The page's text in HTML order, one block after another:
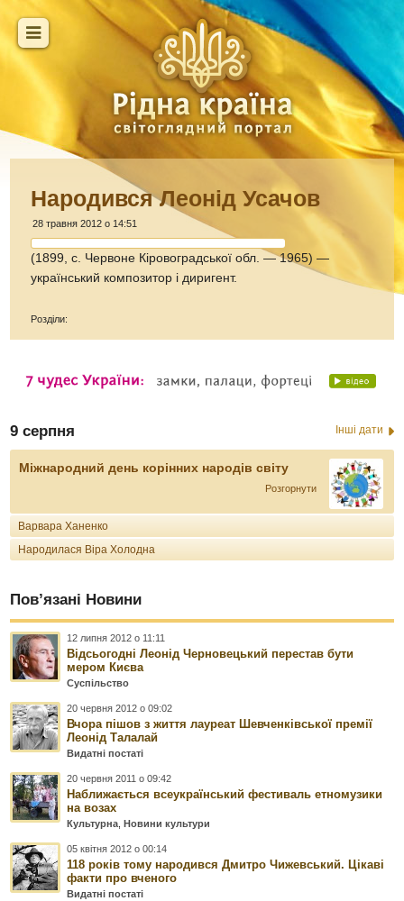
Народився Леонід Усачов
28 травня 2012 о 14:51
(1899, с. Червоне Кіровоградської обл. — 1965) —
український композитор і диригент.
Розділи:
9 серпня Інші дати
Міжнародний день корінних народів світу
Розгорнути
Варвара Ханенко
Народилася Віра Холодна
Пов’язані Новини
12 липня 2012 о 11:11
Відсьогодні Леонід Черновецький перестав бути
мером Києва
Суспільство
20 червня 2012 о 09:02
Вчора пішов з життя лауреат Шевченківської премії
Леонід Талалай
Видатні постаті
20 червня 2011 о 09:42
Наближається всеукраїнський фестиваль етномузики
на возах
Культурна Новини культури
05 квітня 2012 о 00:14
118 років тому народився Дмитро Чижевський. Цікаві
факти про вченого
Видатні постаті